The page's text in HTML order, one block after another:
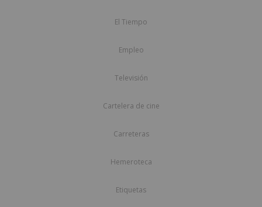
El Tiempo
Empleo
Televisión
Cartelera de cine
Carreteras
Hemeroteca
Etiquetas